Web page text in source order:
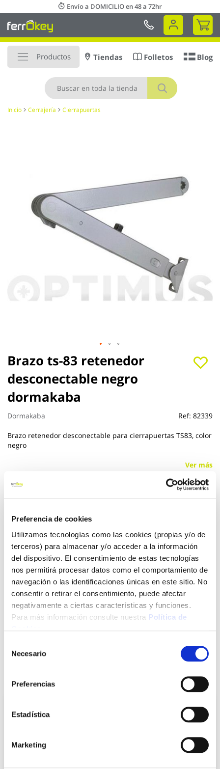
Preferencia de cookies
Utilizamos tecnologías como las cookies (propias y/o de
terceros) para almacenar y/o acceder a la información
del dispositivo. El consentimiento de estas tecnologías
nos permitirá procesar datos como el comportamiento de
navegación o las identificaciones únicas en este sitio. No
consentir o retirar el consentimiento, puede afectar
negativamente a ciertas características y funciones.
Para más información consulte nuestra Política de
Necesario
Preferencias
Estadística
Marketing
al
contenido
Envío a DOMICILIO en 48 a 72hr
Mi
Productos
Buscar
Tiendas Folletos Blog
Inicio Cerrajería Cierrapuertas
Brazo ts-83 retenedor
desconectable negro
dormakaba
Dormakaba Ref: 82339
Brazo retenedor desconectable para cierrapuertas TS83, color
negro
Ver más
87,25 €
Añadir al carrito
Click&Collect - Recogida gratis
en nuestras tiendas
Envío a domicilio:
5 días hábiles
+ INFO
imágenes
Saltar
al
comienzo
de
la
galería
de